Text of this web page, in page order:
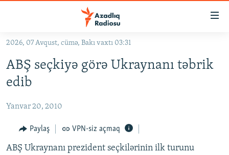
Əsas
qayıt
Əsas
qayıt
#İZAHLA
#ƏSLINDƏ
FƏRQƏ BAX
QANUNI DOĞRU
2026, 07 Avqust, cümə, Bakı vaxtı 03:31
ABŞ seçkiyə görə Ukraynanı təbrik
edib
Yanvar 20, 2010
Paylaş VPN-siz açmaq
ABŞ Ukraynanı prezident seçkilərinin ilk turunu